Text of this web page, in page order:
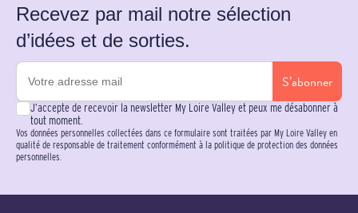
Recevez par mail notre sélection
d’idées et de sorties.
S’abonner
J’accepte de recevoir la newsletter My Loire Valley et peux me désabonner à
tout moment.
Vos données personnelles collectées dans ce formulaire sont traitées par My Loire Valley en
qualité de responsable de traitement conformément à la politique de protection des données
personnelles.